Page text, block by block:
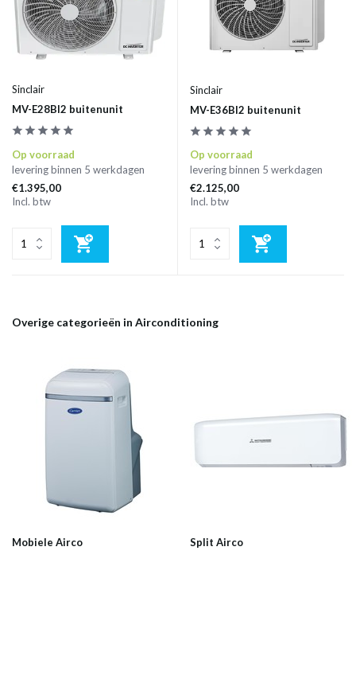
Sinclair
MV-E28BI2 buitenunit
Op voorraad
levering binnen 5 werkdagen
€1.395,00
Incl. btw
Sinclair
MV-E36BI2 buitenunit
Op voorraad
levering binnen 5 werkdagen
€2.125,00
Incl. btw
Overige categorieën in Airconditioning
Mobiele Airco Split Airco